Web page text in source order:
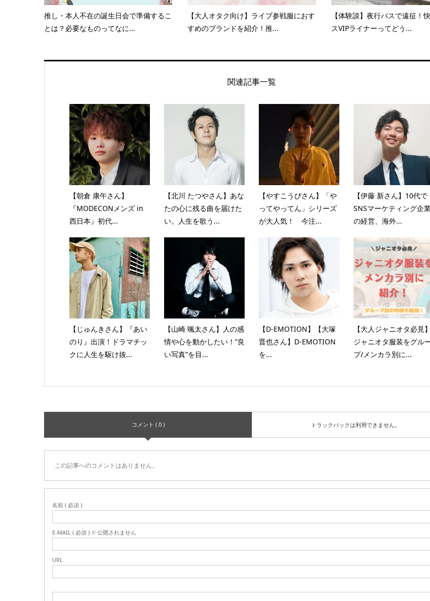
推し・本人不在の誕生日会で準備するこ
とは？必要なものってなに...
【大人オタク向け】ライブ参戦服におす
すめのブランドを紹介！推...
【体験談】夜行バスで遠征！
スVIPライナーってどう...
関連記事一覧
【朝倉 康午さん】
『MODECONメンズ in
西日本』初代...
【北川 たつやさん】あな
たの心に残る曲を届けた
い。人生を歌う...
【やすこうぴさん】「や
ってやってん」シリーズ
が大人気！ 今注...
【伊藤 新さん】10代で
SNSマーケティング企
の経営、海外...
【じゅんきさん】『あい
のり』出演！ドラマチッ
クに人生を駆け抜...
【山崎 颯太さん】人の感
情や心を動かしたい！”良
い写真”を目...
【D-EMOTION】【大塚
晋也さん】D-EMOTION
を...
【大人ジャニオタ必見】
ジャニオタ服装をグル
プ/メンカラ別に...
コメント ( 0 ) トラックバックは利用できません。
この記事へのコメントはありません。
名前 ( 必須 )
E-MAIL ( 必須 ) ※ 公開されません
URL